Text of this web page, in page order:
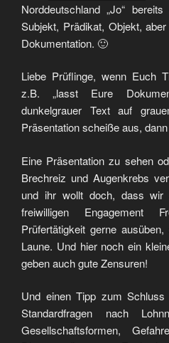
Norddeutschland „Jo“
Subjekt, Prädikat, Objekt,
Dokumentation. 🙂
Liebe Prüflinge, wenn Euch
z.B. „lasst Eure
dunkelgrauer Text auf
Präsentation scheiße aus,
Eine Präsentation zu sehen
Brechreiz und Augenkrebs
und ihr wollt doch, dass wir
freiwilligen Engagement
Prüfertätigkeit gerne
Laune. Und hier noch ein
geben auch gute Zensuren!
Und einen Tipp zum
Standardfragen nach
Gesellschaftsformen,